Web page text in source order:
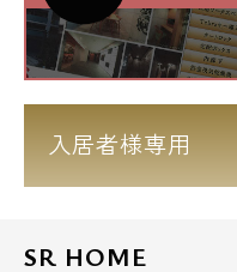
入居者様専用
SR HOME